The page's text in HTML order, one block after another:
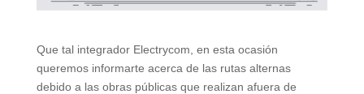
Que tal integrador Electrycom, en esta ocasión
queremos informarte acerca de las rutas alternas
debido a las obras públicas que realizan afuera de